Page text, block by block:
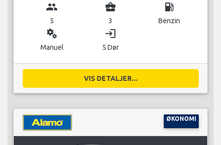
group
5
business_center
3
local_gas_station
Benzin
miscellaneous_services
Manuel
login
5 Dør
VIS DETALJER...
ØKONOMI